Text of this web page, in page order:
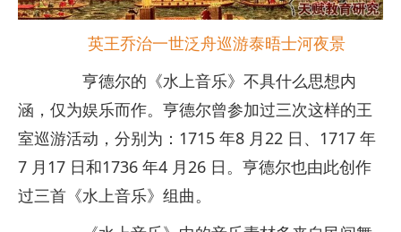
英王乔治一世泛舟巡游泰晤士河夜景
亨德尔的《水上音乐》不具什么思想内
涵，仅为娱乐而作。亨德尔曾参加过三次这样的王
室巡游活动，分别为：1715 年8 月22 日、1717 年
7 月17 日和1736 年4 月26 日。亨德尔也由此创作
过三首《水上音乐》组曲。